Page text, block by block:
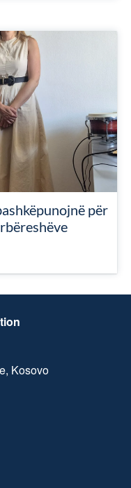
për
Kosovo